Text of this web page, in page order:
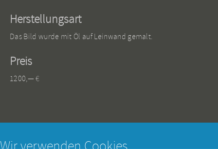
Herstellungsart
Das Bild wurde mit Öl auf Leinwand gemalt.
Preis
1200,— €